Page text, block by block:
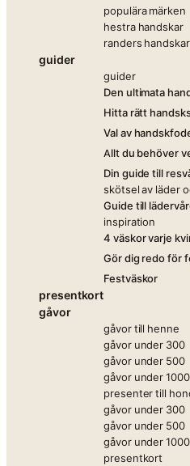
populära märken
hestra handskar
randers handskar
guider
guider
Den ultimata
Hitta rätt
Val av
Allt du behöver
Din guide till
skötsel av läder
Guide till
inspiration
4 väskor varje
Gör dig redo för
Festväskor
presentkort
gåvor
gåvor till henne
gåvor under 300
gåvor under 500
gåvor under 1000
presenter till
gåvor under 300
gåvor under 500
gåvor under 1000
presentkort